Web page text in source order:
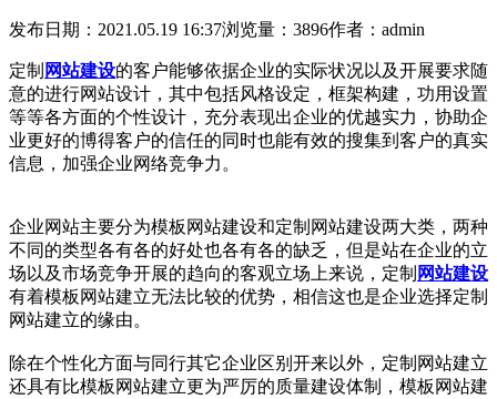
发布日期：2021.05.19 16:37浏览量：3896作者：admin
定制 网站建设的客户能够依据企业的实际状况以及开展要求随
意的进行网站设计，其中包括风格设定，框架构建，功用设置
等等各方面的个性设计，充分表现出企业的优越实力，协助企
业更好的博得客户的信任的同时也能有效的搜集到客户的真实
信息，加强企业网络竞争力。
企业网站主要分为模板网站建设和定制网站建设两大类，两种
不同的类型各有各的好处也各有各的缺乏，但是站在企业的立
场以及市场竞争开展的趋向的客观立场上来说，定制 网站建设
有着模板网站建立无法比较的优势，相信这也是企业选择定制
网站建立的缘由。
除在个性化方面与同行其它企业区别开来以外，定制网站建立
还具有比模板 网站建立更为严厉的质量建设体制，模板 网站建